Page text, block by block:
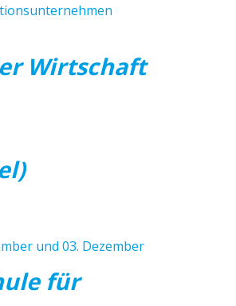
Wirtschaft
und 03. Dezember
für